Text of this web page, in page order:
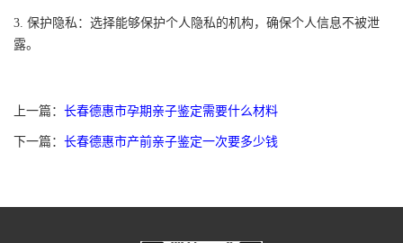
3. 保护隐私：选择能够保护个人隐私的机构，确保个人信息不被泄
露。
上一篇： 长春德惠市孕期亲子鉴定需要什么材料
下一篇： 长春德惠市产前亲子鉴定一次要多少钱